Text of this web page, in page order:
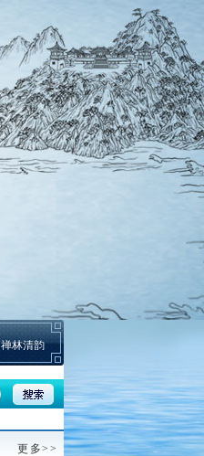
禅林清韵
更多>>